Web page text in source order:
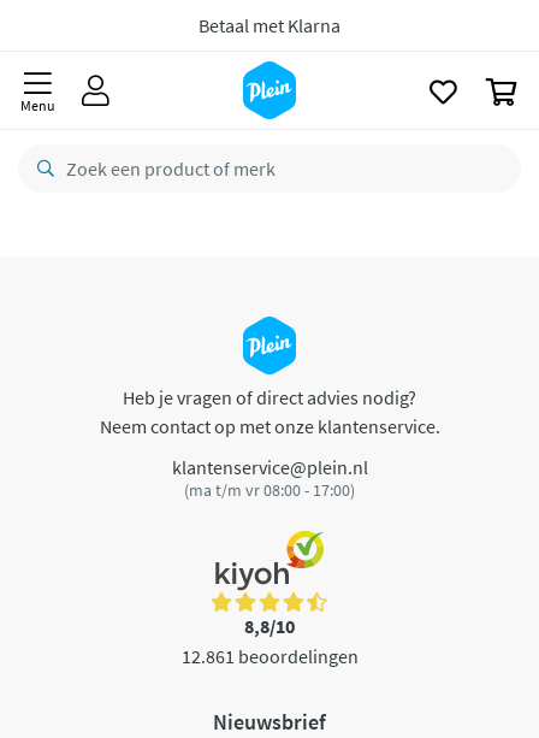
Betaal met Klarna
Menu
Heb je vragen of direct advies nodig?
Neem contact op met onze klantenservice.
klantenservice@plein.nl
(ma t/m vr 08:00 - 17:00)
8,8/10
12.861 beoordelingen
Nieuwsbrief